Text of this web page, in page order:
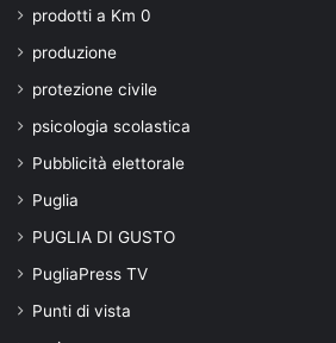
prodotti a Km 0
produzione
protezione civile
psicologia scolastica
Pubblicità elettorale
Puglia
PUGLIA DI GUSTO
PugliaPress TV
Punti di vista